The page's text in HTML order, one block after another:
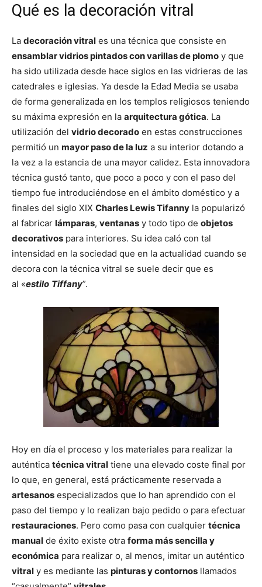
Qué es la decoración vitral
La decoración vitral es una técnica que consiste en
ensamblar vidrios pintados con varillas de plomo y que
ha sido utilizada desde hace siglos en las vidrieras de las
catedrales e iglesias. Ya desde la Edad Media se usaba
de forma generalizada en los templos religiosos teniendo
su máxima expresión en la arquitectura gótica. La
utilización del vidrio decorado en estas construcciones
permitió un mayor paso de la luz a su interior dotando a
la vez a la estancia de una mayor calidez. Esta innovadora
técnica gustó tanto, que poco a poco y con el paso del
tiempo fue introduciéndose en el ámbito doméstico y a
finales del siglo XIX Charles Lewis Tifanny la popularizó
al fabricar lámparas, ventanas y todo tipo de objetos
decorativos para interiores. Su idea caló con tal
intensidad en la sociedad que en la actualidad cuando se
decora con la técnica vitral se suele decir que es
al «estilo Tiffany”.
Hoy en día el proceso y los materiales para realizar la
auténtica técnica vitral tiene una elevado coste final por
lo que, en general, está prácticamente reservada a
artesanos especializados que lo han aprendido con el
paso del tiempo y lo realizan bajo pedido o para efectuar
restauraciones. Pero como pasa con cualquier técnica
manual de éxito existe otra forma más sencilla y
económica para realizar o, al menos, imitar un auténtico
vitral y es mediante las pinturas y contornos llamados